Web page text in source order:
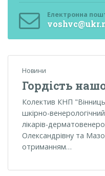
Електронна
Новини
Гордість
Колектив КНП
шкірно-
лікарів-
Олександрівну та
отриманням…